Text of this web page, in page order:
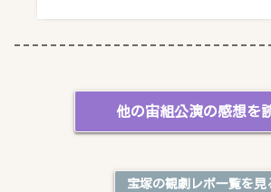
他の宙組公演の感想を
宝塚の観劇レポ一覧を見